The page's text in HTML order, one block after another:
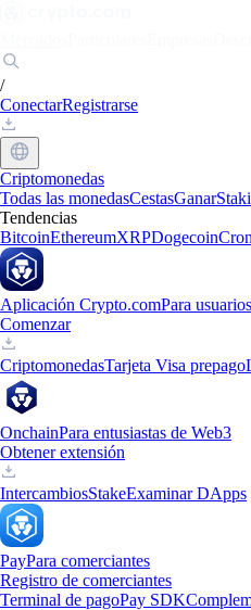
/
ConectarRegistrarse
Criptomonedas
Todas las monedasCestasGanar
Tendencias
BitcoinEthereumXRPDogecoin
Aplicación Crypto.comPara
Comenzar
CriptomonedasTarjeta Visa prepago
OnchainPara entusiastas de Web3
Obtener extensión
IntercambiosStakeExaminar DApps
PayPara comerciantes
Registro de comerciantes
Terminal de pagoPay SDK